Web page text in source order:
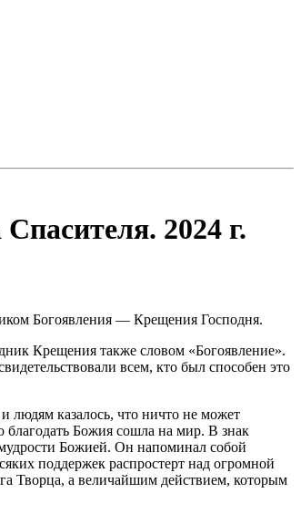
2024 г.
Богоявления — Крещения Господня.
Крещения также словом «Богоявление».
всем, кто был способен это
людям казалось, что ничто не может
благодать Божия сошла на мир. В знак
Божией. Он напоминал собой
поддержек распростерт над огромной
Творца, а величайшим действием, которым